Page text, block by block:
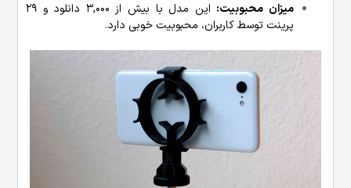
میزان محبوبیت:
این مدل با بیش از 3,000 دانلود و 29
پرینت توسط کاربران، محبوبیت خوبی دارد.